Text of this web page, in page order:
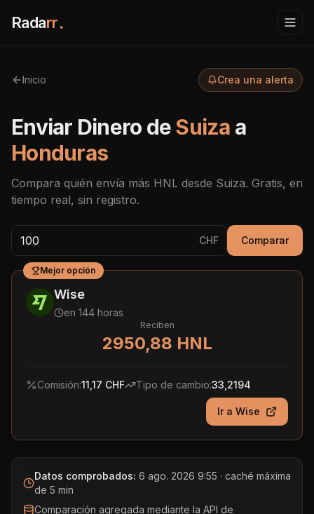
Radarr.
Inicio Crea una alerta
Enviar Dinero deSuiza a
Honduras
Compara quién envía más HNL desde Suiza. Gratis, en
tiempo real, sin registro.
CHF Comparar
Mejor opción
Wise
en 144 horas
Reciben
2950,88 HNL
Comisión:11,17 CHF Tipo de cambio:33,2194
Ir a Wise
Datos comprobados: 6 ago. 2026 9:55 · caché máxima
de 5 min
Comparación agregada mediante la API de